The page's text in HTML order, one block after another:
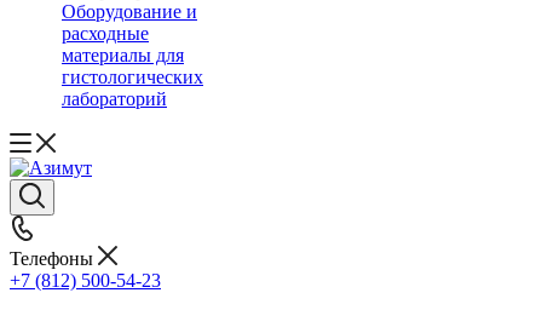
Оборудование и
расходные
материалы для
гистологических
лабораторий
Телефоны
+7 (812) 500-54-23